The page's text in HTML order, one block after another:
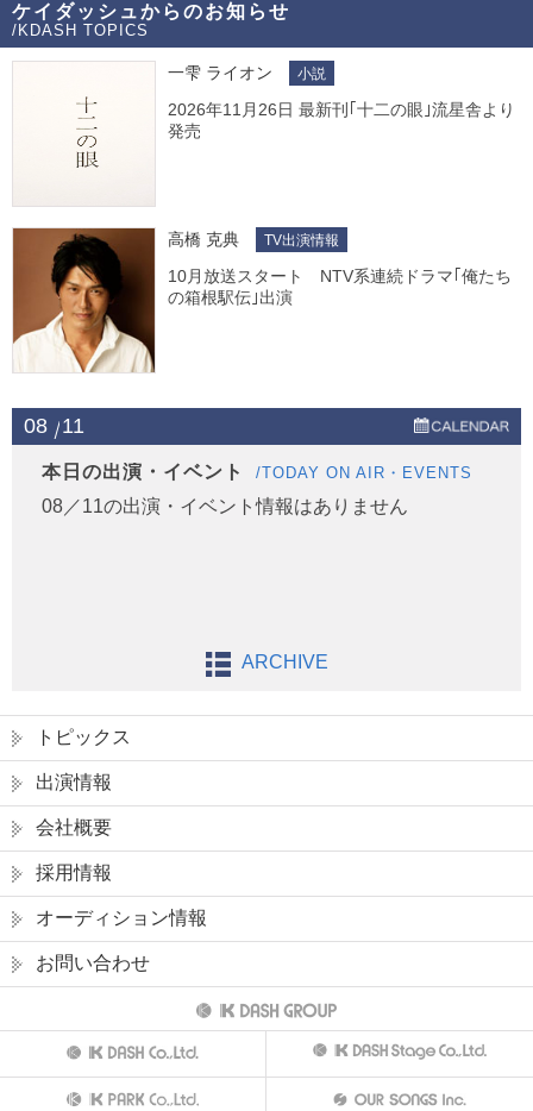
ケイダッシュからのお知らせ
/KDASH TOPICS
一雫 ライオン 小説
2026年11月26日 最新刊｢十二の眼｣流星舎より
発売
高橋 克典 TV出演情報
10月放送スタート NTV系連続ドラマ｢俺たち
の箱根駅伝｣出演
08 11
本日の出演・イベント /TODAY ON AIR・EVENTS
08／11の出演・イベント情報はありません
ARCHIVE
トピックス
出演情報
会社概要
採用情報
オーディション情報
お問い合わせ